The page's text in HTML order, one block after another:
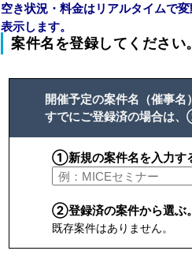
空き状況・料金はリアルタイムで
表示します。
案件名を登録してください。
開催予定の案件名（催事
すでにご登録済の場合は
①新規の案件名を入力す
②登録済の案件から選ぶ。
既存案件はありません。